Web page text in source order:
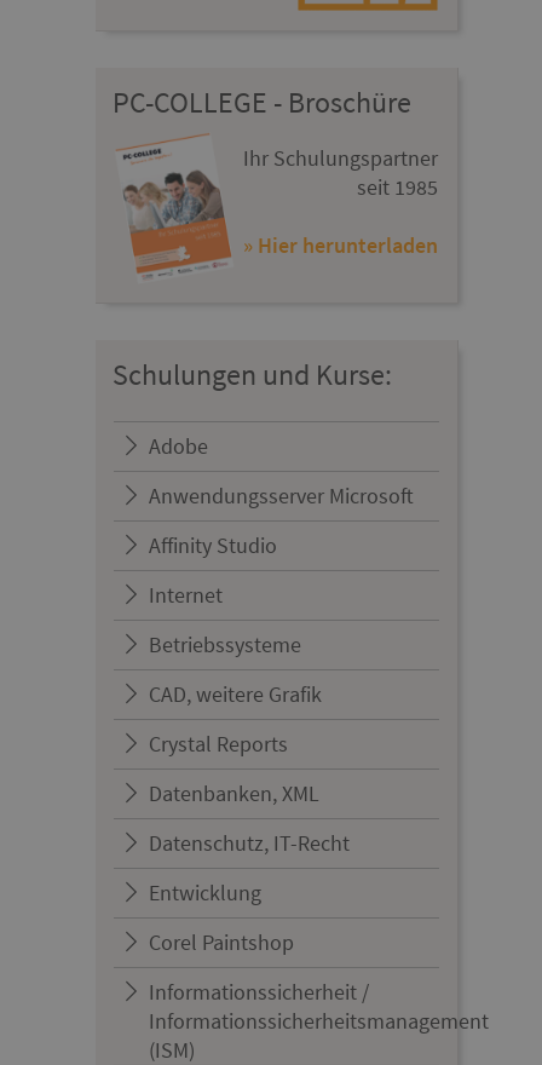
PC-COLLEGE - Broschüre
Ihr Schulungspartner
seit 1985
» Hier herunterladen
Schulungen und Kurse:
Adobe
Anwendungsserver Microsoft
Affinity Studio
Internet
Betriebssysteme
CAD, weitere Grafik
Crystal Reports
Datenbanken, XML
Datenschutz, IT-Recht
Entwicklung
Corel Paintshop
Informationssicherheit /
Informationssicherheitsmanagement
(ISM)